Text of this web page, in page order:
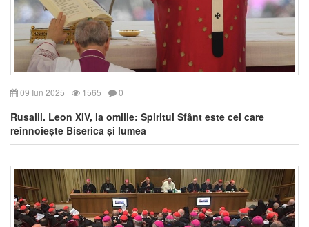
09 Iun 2025 1565 0
Rusalii. Leon XIV, la omilie: Spiritul Sfânt este cel care
reînnoiește Biserica și lumea